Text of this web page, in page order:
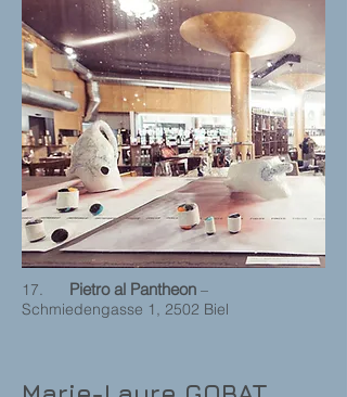
17. Pietro al Pantheon –
Schmiedengasse 1, 2502 Biel